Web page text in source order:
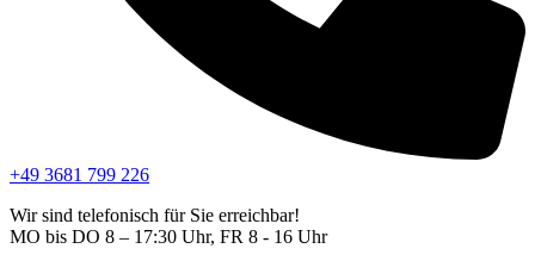
+49 3681 799 226
Wir sind telefonisch für Sie erreichbar!
MO bis DO 8 – 17:30 Uhr, FR 8 - 16 Uhr